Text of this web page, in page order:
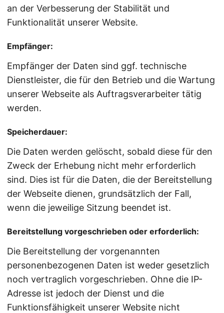
an der Verbesserung der Stabilität und
Funktionalität unserer Website.
Empfänger:
Empfänger der Daten sind ggf. technische
Dienstleister, die für den Betrieb und die Wartung
unserer Webseite als Auftragsverarbeiter tätig
werden.
Speicherdauer:
Die Daten werden gelöscht, sobald diese für den
Zweck der Erhebung nicht mehr erforderlich
sind. Dies ist für die Daten, die der Bereitstellung
der Webseite dienen, grundsätzlich der Fall,
wenn die jeweilige Sitzung beendet ist.
Bereitstellung vorgeschrieben oder erforderlich:
Die Bereitstellung der vorgenannten
personenbezogenen Daten ist weder gesetzlich
noch vertraglich vorgeschrieben. Ohne die IP-
Adresse ist jedoch der Dienst und die
Funktionsfähigkeit unserer Website nicht